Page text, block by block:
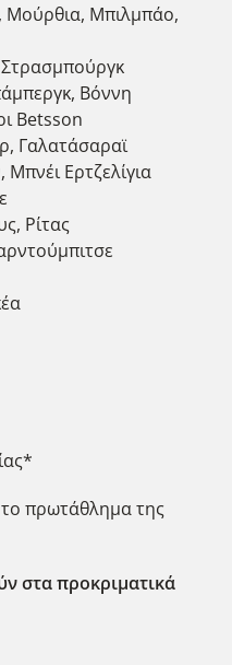
Μούρθια, Μπιλμπάο,
Στρασμπούργκ
Βόννη
Betsson
Γαλατάσαραϊ
Ερτζελίγια
Ρίτας
πρωτάθλημα της
στα προκριματικά